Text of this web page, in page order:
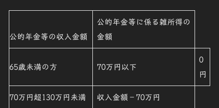
公的年金等の収入金額
公的年金等に係る雑所得の
金額
65歳未満の方 70万円以下
0
円
70万円超130万円未満 収入金額－70万円